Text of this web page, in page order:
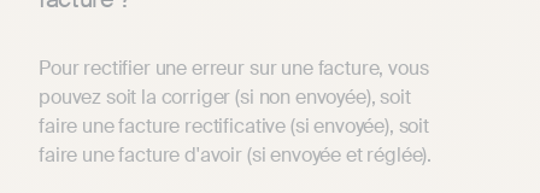
Pour rectifier une erreur sur une facture, vous
pouvez soit la corriger (si non envoyée), soit
faire une facture rectificative (si envoyée), soit
faire une facture d'avoir (si envoyée et réglée).